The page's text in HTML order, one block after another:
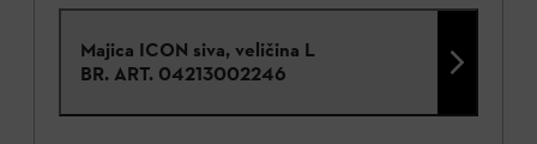
Majica ICON siva, veličina L
BR. ART. 04213002246